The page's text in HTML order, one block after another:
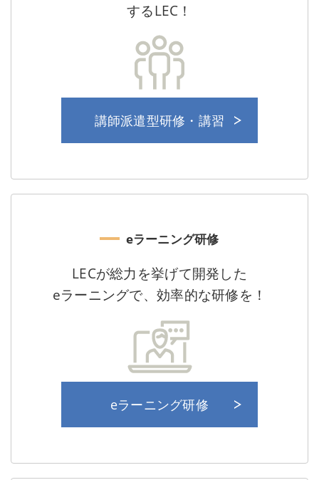
するLEC！
講師派遣型研修・講習
eラーニング研修
LECが総力を挙げて開発した
eラーニングで、 効率的な研修を！
eラーニング研修